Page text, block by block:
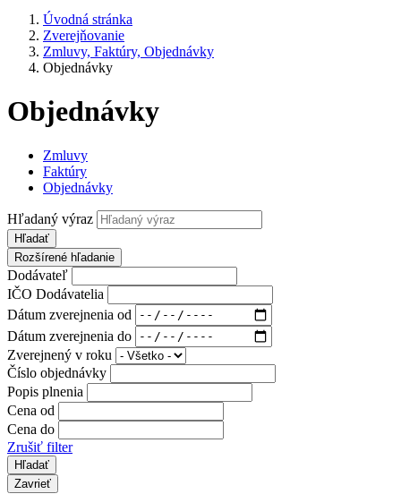
Úvodná stránka
Zverejňovanie
Zmluvy, Faktúry, Objednávky
Objednávky
Objednávky
Zmluvy
Faktúry
Objednávky
Hľadaný výraz
Hľadať
Rozšírené hľadanie
Dodávateľ
IČO Dodávatelia
Dátum zverejnenia od
Dátum zverejnenia do
Zverejnený v roku
Číslo objednávky
Popis plnenia
Cena od
Cena do
Zrušiť filter
Zavrieť